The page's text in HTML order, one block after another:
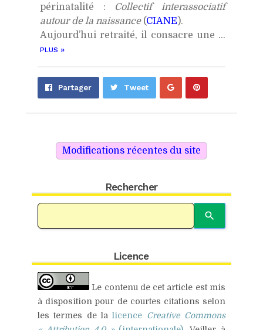
périnatalité : Collectif interassociatif
autour de la naissance(CIANE).
Aujourd’hui retraité, il consacre une ...
PLUS »
Partager Tweet PartagerÉpingler
Rechercher
Licence
Le contenu de cet article est mis
à disposition pour de courtes citations selon
les termes de lalicence Creative Commons